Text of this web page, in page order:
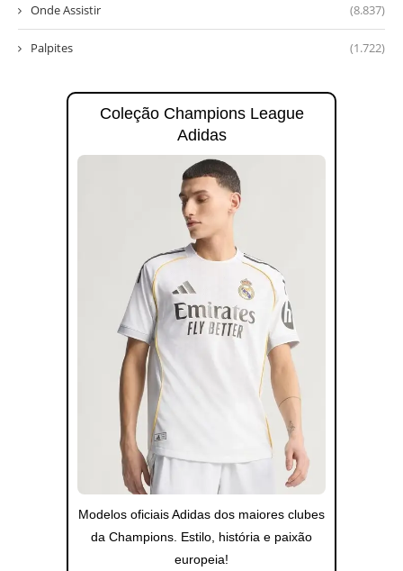
Onde Assistir (8.837)
Palpites (1.722)
Coleção Champions League
Adidas
Modelos oficiais Adidas dos maiores clubes
da Champions. Estilo, história e paixão
europeia!